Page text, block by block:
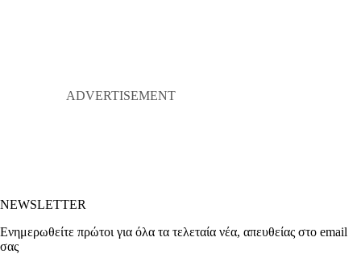
NEWSLETTER
Ενημερωθείτε πρώτοι για όλα τα τελεταία νέα, απευθείας στο email
σας